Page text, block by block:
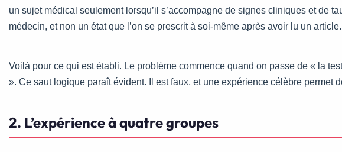
un sujet médical seulement lorsqu’il s’accompagne de signes cliniques et
médecin, et non un état que l’on se prescrit à soi-même après avoir lu un article.
Voilà pour ce qui est établi. Le problème commence quand on passe de « la
». Ce saut logique paraît évident. Il est faux, et une expérience célèbre permet
2. L’expérience à quatre groupes